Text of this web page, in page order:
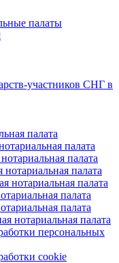
палаты
участников СНГ в
палата
палата
палата
нотариальная палата
нотариальная палата
палата
палата
нотариальная палата
персональных
cookie